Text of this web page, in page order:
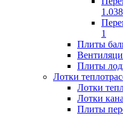
1
Плиты
Плиты
Лотки
Лотки
Лотки
Плиты